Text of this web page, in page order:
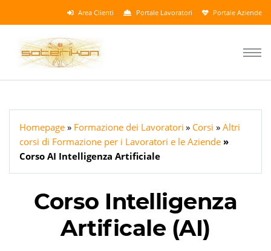
Area Clienti Portale Lavoratori Portale Aziende
Homepage Formazione dei Lavoratori Corsi
Altri
corsi di Formazione per i Lavoratori e le Aziende
Corso AI Intelligenza Artificiale
Corso Intelligenza
Artificale (AI)